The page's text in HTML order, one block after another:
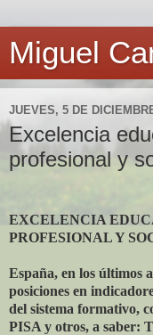
Miguel
JUEVES, 5 DE
Excelencia
profesional y
EXCELENCIA
PROFESIONAL Y
España, en los últimos
posiciones en
del sistema formativo,
PISA y otros, a saber: